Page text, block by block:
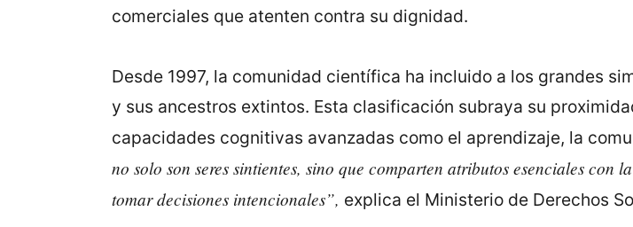
comerciales que atenten contra su dignidad.
Desde 1997, la comunidad científica ha incluido a los grandes
y sus ancestros extintos. Esta clasificación subraya su
capacidades cognitivas avanzadas como el aprendizaje, la
no solo son seres sintientes, sino que comparten atributos esenciales
tomar decisiones intencionales”, explica el Ministerio de Derechos